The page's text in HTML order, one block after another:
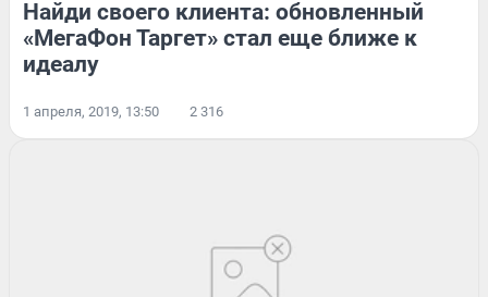
Найди своего клиента: обновленный
«МегаФон Таргет» стал еще ближе к
идеалу
1 апреля, 2019, 13:50 2 316